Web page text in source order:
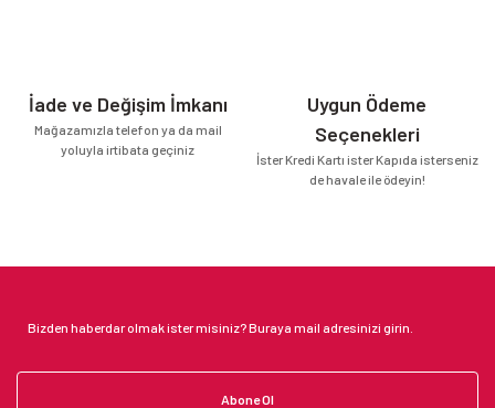
İade ve Değişim İmkanı
Mağazamızla telefon ya da mail
yoluyla irtibata geçiniz
Uygun Ödeme
Seçenekleri
İster Kredi Kartı ister Kapıda isterseniz
de havale ile ödeyin!
Abone Ol